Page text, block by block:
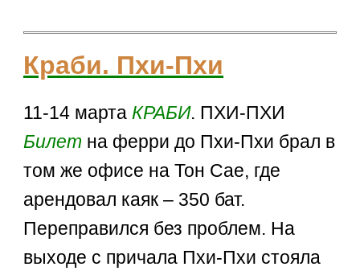
Краби. Пхи-Пхи
11-14 мартаКРАБИ. ПХИ-ПХИ
Билет на ферри до Пхи-Пхи брал в
том же офисе на Тон Сае, где
арендовал каяк – 350 бат.
Переправился без проблем. На
выходе с причала Пхи-Пхи стояла